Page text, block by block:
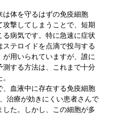
体を守るはずの免疫細胞
撃してしまうことで、短期
病気です。特に急速に症状
テロイドを点滴で投与する
が用いられていますが、誰に
する方法は、これまで十分
血液中に存在する免疫細胞
治療が効きにくい患者さんで
た。しかし、この細胞が多